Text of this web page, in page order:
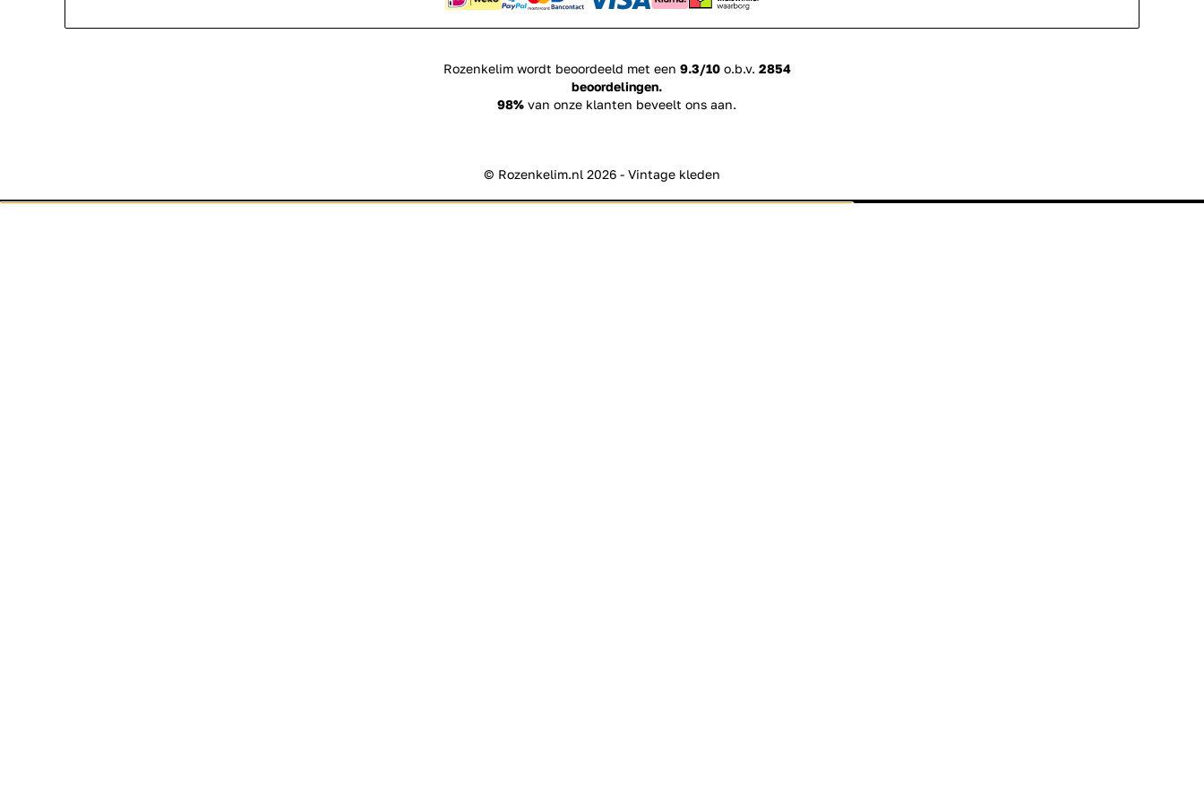
Rozenkelim wordt beoordeeld met een 9.3/10o.b.v. 2854
beoordelingen.
98% van onze klanten beveelt ons aan.
© Rozenkelim.nl 2026 - Vintage kleden